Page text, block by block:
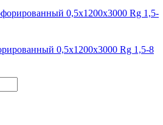
0,5х1200х3000 Rg 1,5-8